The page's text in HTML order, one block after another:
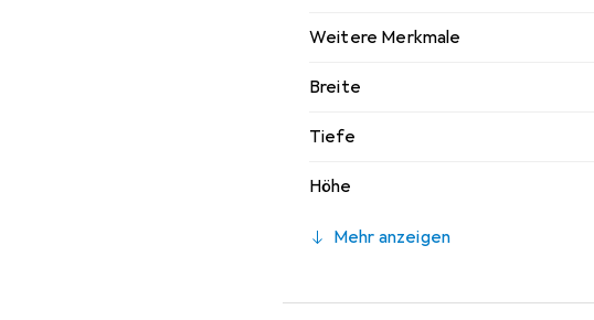
Weitere Merkmale
Breite
Tiefe
Höhe
Mehr anzeigen